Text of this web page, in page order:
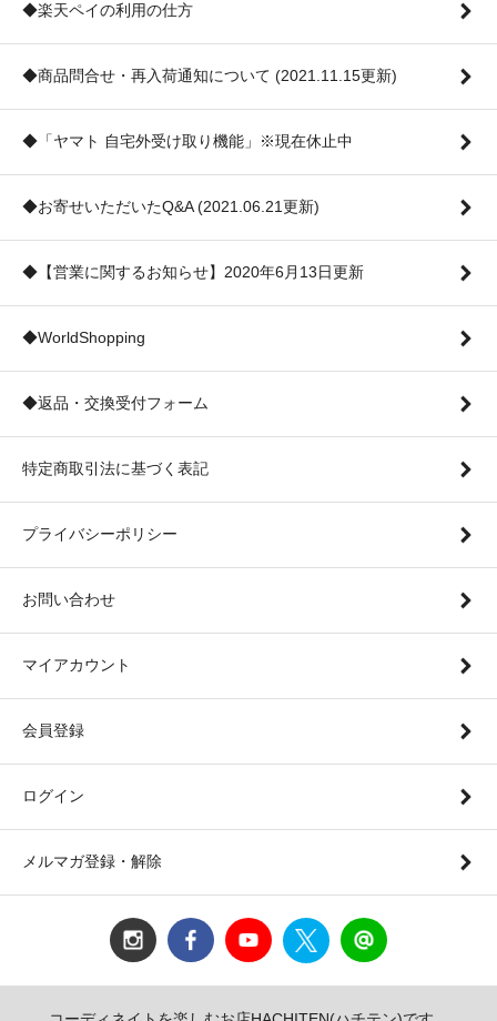
◆楽天ペイの利用の仕方
◆商品問合せ・再入荷通知について (2021.11.15更新)
◆「ヤマト 自宅外受け取り機能」※現在休止中
◆お寄せいただいたQ&A (2021.06.21更新)
◆【営業に関するお知らせ】2020年6月13日更新
◆WorldShopping
◆返品・交換受付フォーム
特定商取引法に基づく表記
プライバシーポリシー
お問い合わせ
マイアカウント
会員登録
ログイン
メルマガ登録・解除